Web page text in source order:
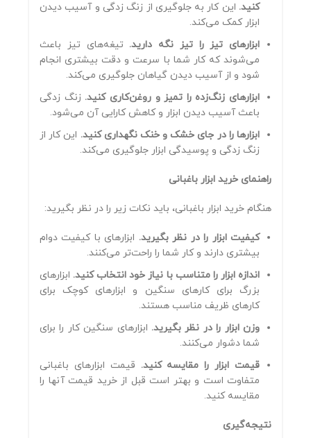
کنید. این کار به جلوگیری از زنگ زدگی و آسیب دیدن
ابزار کمک می‌کند.
ابزارهای تیز را تیز نگه دارید. تیغه‌های تیز باعث
می‌شوند که کار شما با سرعت و دقت بیشتری انجام
شود و از آسیب دیدن گیاهان جلوگیری می‌کند.
ابزارهای زنگ‌زده را تمیز و روغن‌کاری کنید. زنگ زدگی
باعث آسیب دیدن ابزار و کاهش کارایی آن می‌شود.
ابزارها را در جای خشک و خنک نگهداری کنید. این کار از
زنگ زدگی و پوسیدگی ابزار جلوگیری می‌کند.
راهنمای خرید ابزار باغبانی
هنگام خرید ابزار باغبانی، باید نکات زیر را در نظر بگیرید:
کیفیت ابزار را در نظر بگیرید. ابزارهای با کیفیت دوام
بیشتری دارند و کار شما را راحت‌تر می‌کنند.
اندازه ابزار را متناسب با نیاز خود انتخاب کنید. ابزارهای
بزرگ برای کارهای سنگین و ابزارهای کوچک برای
کارهای ظریف مناسب هستند.
وزن ابزار را در نظر بگیرید. ابزارهای سنگین کار را برای
شما دشوار می‌کنند.
قیمت ابزار را مقایسه کنید. قیمت ابزارهای باغبانی
متفاوت است و بهتر است قبل از خرید قیمت آنها را
مقایسه کنید.
نتیجه‌گیری